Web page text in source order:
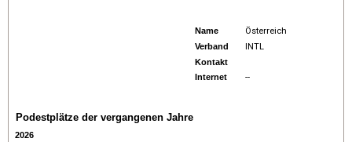
Name Österreich
Verband INTL
Kontakt
Internet
--
Podestplätze der vergangenen Jahre
2026